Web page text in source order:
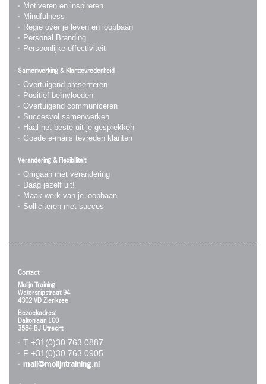
Motiveren en inspireren
Mindfulness
Regie over je leven en loopbaan
Personal Branding
Persoonlijke effectiviteit
Samenwerking & Klanttevredenheid
Overtuigend presenteren
Positief beïnvloeden
Overtuigend communiceren
Succesvol samenwerken
Haal het beste uit je gesprekken
Goede e-mails tevreden klanten
Verandering & Flexibiliteit
Omgaan met verandering
Daag jezelf uit!
Maak werk van je loopbaan
Solliciteren met succes
Contact
Molijn Training
Watersnipstraat 94
4302 VD Zierikzee
Bezoekadres:
Daltonlaan 100
3584 BJ Utrecht
T +31(0)30 763 0887
F +31(0)30 763 0905
mail@molijntraining.nl